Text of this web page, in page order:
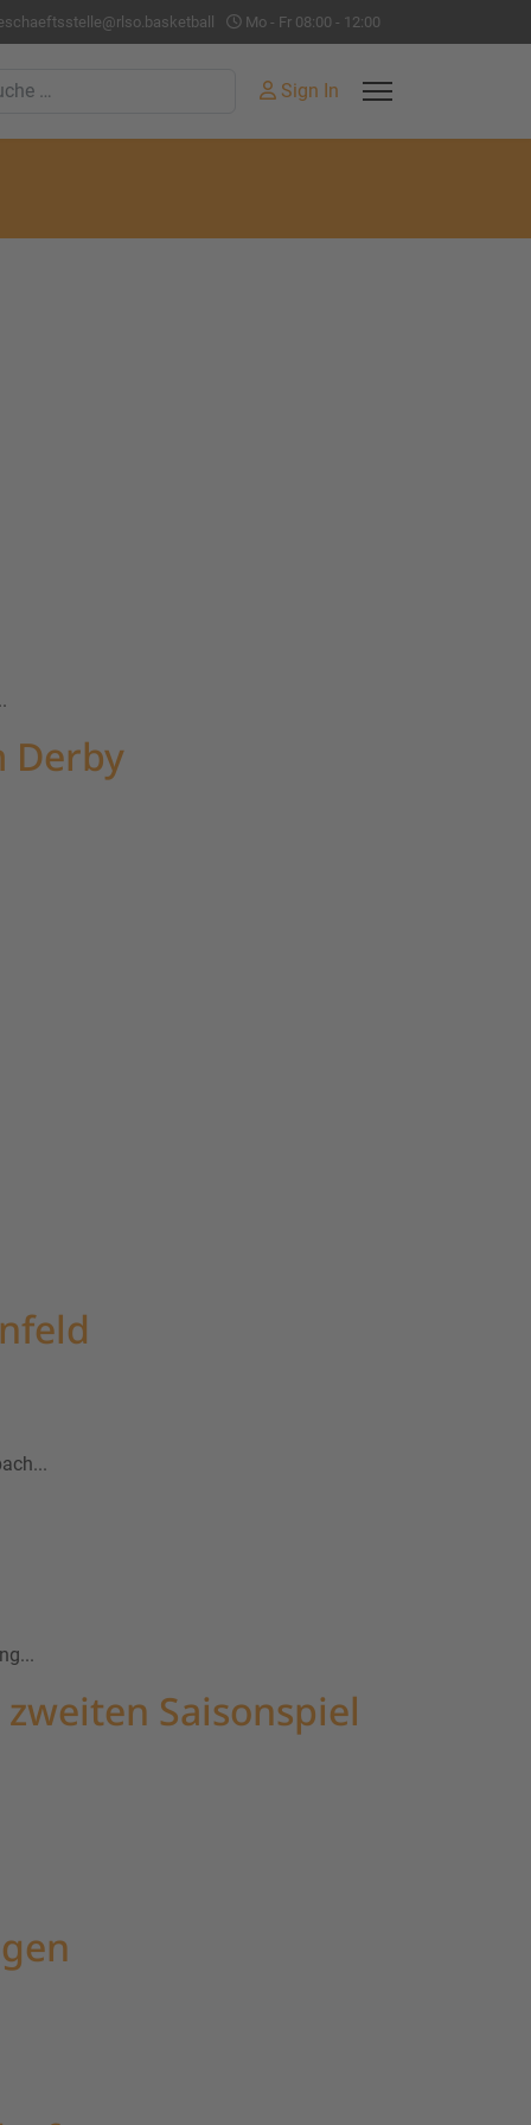
Mo - Fr 08:00 - 12:00
Sign In
Derby
Saisonspiel